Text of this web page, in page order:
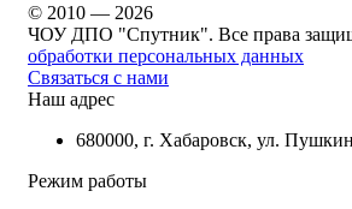
© 2010 — 2026
ЧОУ ДПО "Спутник". Все права
обработки персональных данных
Связаться с нами
Наш адрес
680000, г. Хабаровск, ул.
Режим работы